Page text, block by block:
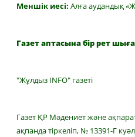
Меншік иесі: Алға аудандық
Газет аптасына бір рет
"Жұлдыз INFO" газеті
Газет ҚР Мәдениет және
ақпанда тіркеліп, № 13391-Г